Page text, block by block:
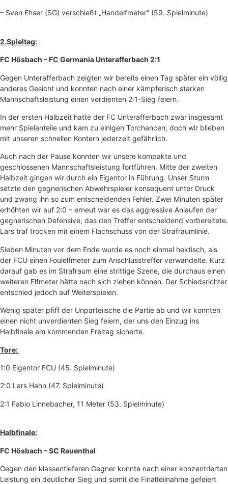
– Sven Ehser (SG) verschießt „Handelfmeter“ (59. Spielminute)
2.Spieltag:
FC Hösbach – FC Germania Unterafferbach 2:1
Gegen Unterafferbach zeigten wir bereits einen Tag später ein völlig
anderes Gesicht und konnten nach einer kämpferisch starken
Mannschaftsleistung einen verdienten 2:1-Sieg feiern.
In der ersten Halbzeit hatte der FC Unterafferbach zwar insgesamt
mehr Spielanteile und kam zu einigen Torchancen, doch wir blieben
mit unseren schnellen Kontern jederzeit gefährlich.
Auch nach der Pause konnten wir unsere kompakte und
geschlossenen Mannschaftsleistung fortführen. Mitte der zweiten
Halbzeit gingen wir durch ein Eigentor in Führung. Unser Sturm
setzte den gegnerischen Abwehrspieler konsequent unter Druck
und zwang ihn so zum entscheidenden Fehler. Zwei Minuten später
erhöhten wir auf 2:0 – erneut war es das aggressive Anlaufen der
gegnerischen Defensive, das den Treffer entscheidend vorbereitete.
Lars traf trocken mit einem Flachschuss von der Strafraumlinie.
Sieben Minuten vor dem Ende wurde es noch einmal hektisch, als
der FCU einen Foulelfmeter zum Anschlusstreffer verwandelte. Kurz
darauf gab es im Strafraum eine strittige Szene, die durchaus einen
weiteren Elfmeter hätte nach sich ziehen können. Der Schiedsrichter
entschied jedoch auf Weiterspielen.
Wenig später pfiff der Unparteiische die Partie ab und wir konnten
einen nicht unverdienten Sieg feiern, der uns den Einzug ins
Halbfinale am kommenden Freitag sicherte.
Tore:
1:0 Eigentor FCU (45. Spielminute)
2:0 Lars Hahn (47. Spielminute)
2:1 Fabio Linnebacher, 11 Meter (53. Spielminute)
Halbfinale:
FC Hösbach – SC Rauenthal
Gegen den klassentieferen Gegner konnte nach einer konzentrierten
Leistung ein deutlicher Sieg und somit die Finalteilnahme gefeiert